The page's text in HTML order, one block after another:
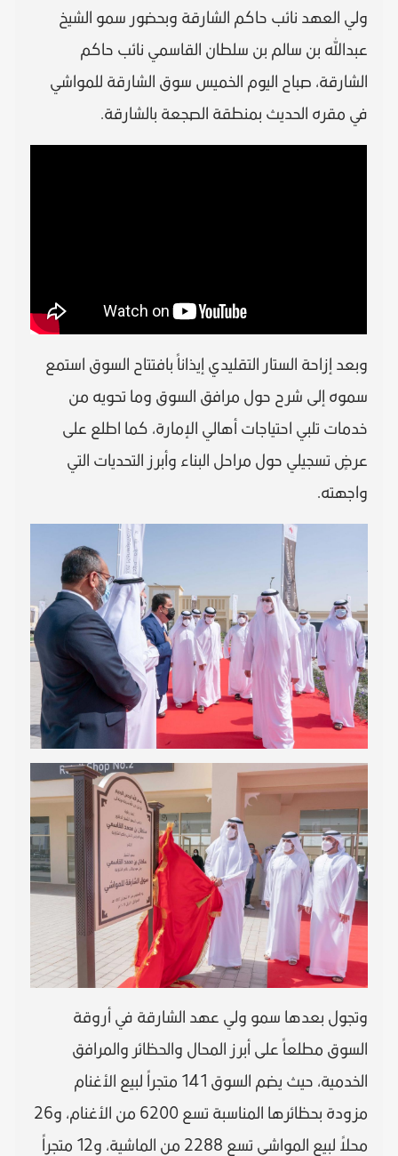
ولي العهد نائب حاكم الشارقة وبحضور سمو الشيخ
عبدالله بن سالم بن سلطان القاسمي نائب حاكم
الشارقة، صباح اليوم الخميس سوق الشارقة للمواشي
في مقره الحديث بمنطقة الصجعة بالشارقة.
وبعد إزاحة الستار التقليدي إيذاناً بافتتاح السوق استمع
سموه إلى شرح حول مرافق السوق وما تحويه من
خدمات تلبي احتياجات أهالي الإمارة، كما اطلع على
عرضٍ تسجيلي حول مراحل البناء وأبرز التحديات التي
واجهته.
وتجول بعدها سمو ولي عهد الشارقة في أروقة
السوق مطلعاً على أبرز المحال والحظائر والمرافق
الخدمية، حيث يضم السوق 141 متجراً لبيع الأغنام
مزودة بحظائرها المناسبة تسع 6200 من الأغنام، و26
محلاً لبيع المواشي تسع 2288 من الماشية، و12 متجراً